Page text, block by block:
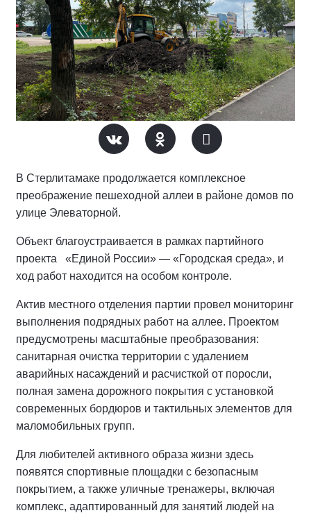
В Стерлитамаке продолжается комплексное
преображение пешеходной аллеи в районе домов по
улице Элеваторной.
Объект благоустраивается в рамках партийного
проекта «Единой России» — «Городская среда», и
ход работ находится на особом контроле.
Актив местного отделения партии провел мониторинг
выполнения подрядных работ на аллее. Проектом
предусмотрены масштабные преобразования:
санитарная очистка территории с удалением
аварийных насаждений и расчисткой от поросли,
полная замена дорожного покрытия с установкой
современных бордюров и тактильных элементов для
маломобильных групп.
Для любителей активного образа жизни здесь
появятся спортивные площадки с безопасным
покрытием, а также уличные тренажеры, включая
комплекс, адаптированный для занятий людей на